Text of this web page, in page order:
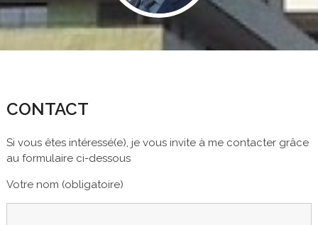
CONTACT
Si vous êtes intéressé(e), je vous invite à me contacter grâce
au formulaire ci-dessous
Votre nom (obligatoire)